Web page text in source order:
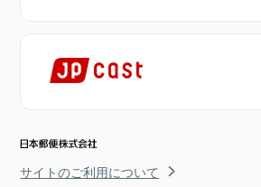
サイトのご利用について